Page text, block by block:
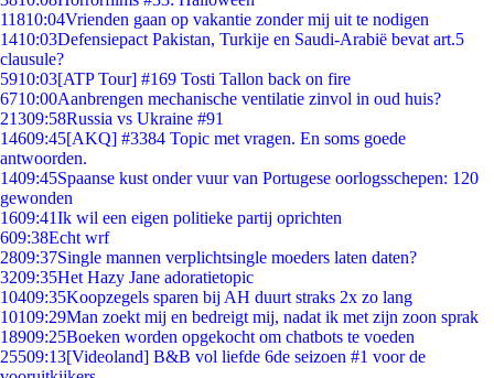
11810:04Vrienden gaan op vakantie zonder mij uit te nodigen
1410:03Defensiepact Pakistan, Turkije en Saudi-Arabië bevat art.5
clausule?
5910:03[ATP Tour] #169 Tosti Tallon back on fire
6710:00Aanbrengen mechanische ventilatie zinvol in oud huis?
21309:58Russia vs Ukraine #91
14609:45[AKQ] #3384 Topic met vragen. En soms goede
antwoorden.
1409:45Spaanse kust onder vuur van Portugese oorlogsschepen: 120
gewonden
1609:41Ik wil een eigen politieke partij oprichten
609:38Echt wrf
2809:37Single mannen verplichtsingle moeders laten daten?
3209:35Het Hazy Jane adoratietopic
10409:35Koopzegels sparen bij AH duurt straks 2x zo lang
10109:29Man zoekt mij en bedreigt mij, nadat ik met zijn zoon sprak
18909:25Boeken worden opgekocht om chatbots te voeden
25509:13[Videoland] B&B vol liefde 6de seizoen #1 voor de